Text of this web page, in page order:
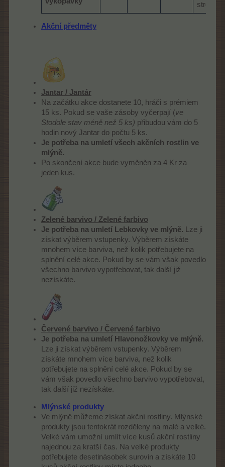
strom
Akční předměty
Jantar / Jantár
Na začátku akce dostanete 10, hráči s prémiem
15 ks. Pokud se vaše zásoby vyčerpají (ve
Stodole stav méně než 5 ks) přibudou vám do 5
hodin nový Jantar do počtu 5 ks.
Je potřeba na umletí všech akčních rostlin ve
mlýně.
Po skončení akce bude vyměněn za 4 Kr za
jeden kus.
Zelené barvivo / Zelené farbivo
Je potřeba na umletí Lebkovky ve mlýně. Lze ji
získat výběrem vstupenky. Výběrem získáte
mnohem více barviva, než kolik potřebujete na
splnění celé akce. Pokud by se vám však povedlo
všechno barvivo vypotřebovat, tak další již
nezískáte.
Červené barvivo / Červené farbivo
Je potřeba na umletí Hlavonožkovky ve mlýně.
Lze ji získat výběrem vstupenky. Výběrem
získáte mnohem více barviva, než kolik
potřebujete na splnění celé akce. Pokud by se
vám však povedlo všechno barvivo vypotřebovat,
tak další již nezískáte.
Mlýnské produkty
Ve mlýně můžeme získat akční rostliny. Mlýnské
produkty jsou tentokrát rozděleny na malé a velké.
Velké vám umožní umlít více kusů akční rostliny
najednou za kratší čas. Na velké produkty
potřebujete desetinásobek surovin a získáte 10